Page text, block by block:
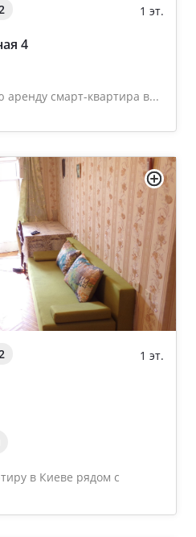
1 эт.
4
аренду смарт-квартира в...
1 эт.
в Киеве рядом с